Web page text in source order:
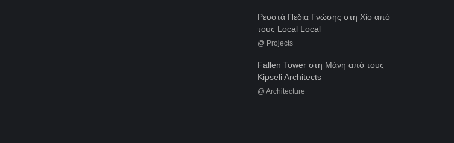
Ρευστά Πεδία Γνώσης στη Χίο από
τους Local Local
@ Projects
Fallen Tower στη Μάνη από τους
Kipseli Architects
@ Architecture